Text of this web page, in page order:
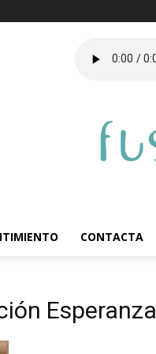
CONTACTA
Esperanza